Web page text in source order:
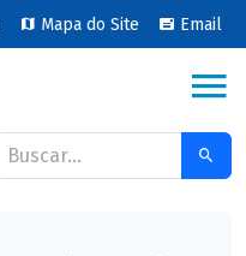
Mapa do Site Email